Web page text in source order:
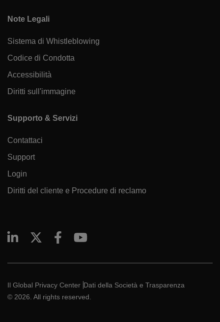
Note Legali
Sistema di Whistleblowing
Codice di Condotta
Accessibilità
Diritti sull'immagine
Supporto & Servizi
Contattaci
Support
Login
Diritti del cliente e Procedure di reclamo
Il Global Privacy Center Dati della Società e Trasparenza
© 2026. All rights reserved.